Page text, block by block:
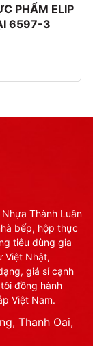
PHẨM ELIP
6597-3
Thành Luân
bếp, hộp thực
tiêu dùng gia
Việt Nhật,
giá sỉ cạnh
đồng hành
Việt Nam.
Thanh Oai,